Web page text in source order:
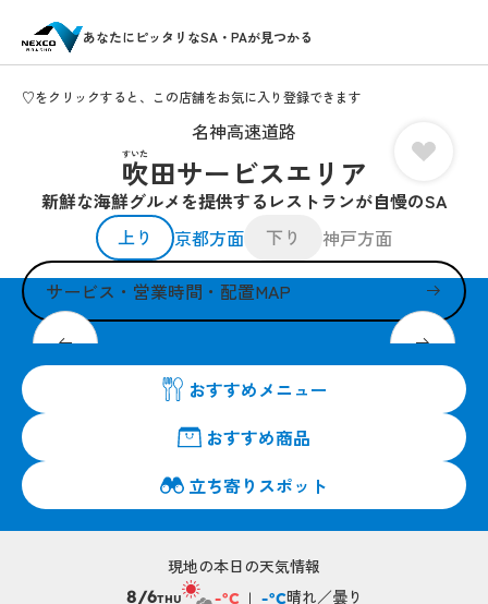
あなたにピッタリなSA・PAが見つかる
♡をクリックすると、この店舗をお気に入り登録できます
名神高速道路
吹田サービスエリア
すいた
新鮮な海鮮グルメを提供するレストランが自慢のSA
上り
京都方面 下り 神戸方面
サービス・営業時間・配置MAP
"美味い、いい物、おもしろい"が詰まってます
おすすめメニュー
おすすめ商品
立ち寄りスポット
現地の本日の天気情報
8/6THU -°C -°C晴れ／曇り